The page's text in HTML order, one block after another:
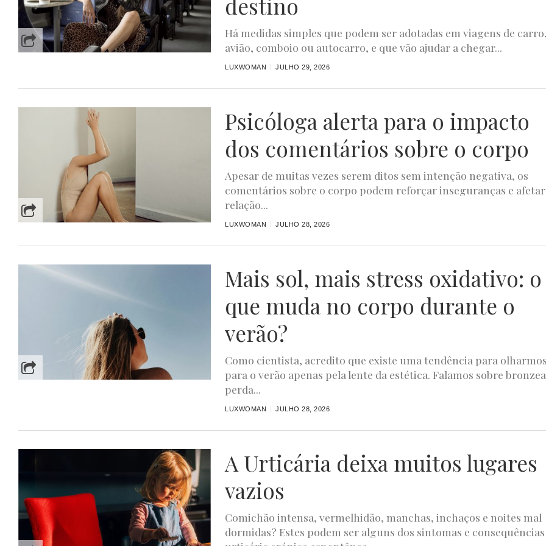
Há medidas simples que podem ser adotadas em viagens de
avião, comboio ou autocarro, e que vão ajudar a chegar...
LUXWOMAN JULHO 29, 2026
Psicóloga alerta para o impacto
dos comentários sobre o corpo
Apesar de muitas vezes serem ditos sem intenção negativa, os
comentários sobre o corpo podem reforçar inseguranças e
relação...
LUXWOMAN JULHO 28, 2026
Mais sol, mais stress oxidativo: o
que muda no corpo durante o
verão?
Como cientista, acredito que existe uma tendência para
para o verão apenas pela lente da estética. Falamos sobre
perda...
LUXWOMAN JULHO 28, 2026
A Urticária deixa muitos lugares
vazios
Comichão intensa, vermelhidão, manchas, inchaços e noites mal
dormidas? Estes podem ser alguns dos sintomas e